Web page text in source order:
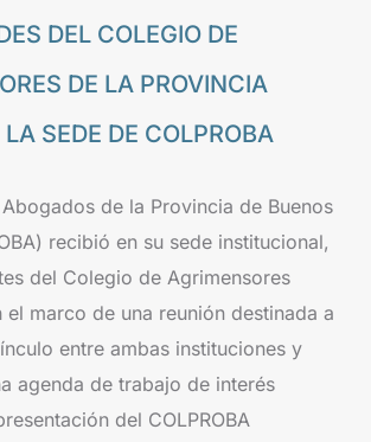
DEL COLEGIO DE
DE LA PROVINCIA
SEDE DE COLPROBA
de la Provincia de Buenos
recibió en su sede institucional,
del Colegio de Agrimensores
marco de una reunión destinada a
entre ambas instituciones y
agenda de trabajo de interés
del COLPROBA